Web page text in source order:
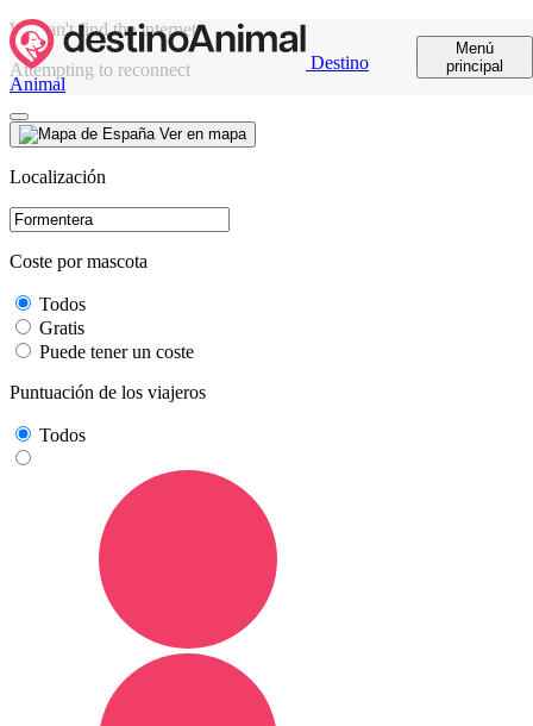
Destino
Animal
Menú
principal
We can't find the internet
Attempting to reconnect
Ver en mapa
Localización
Coste por mascota
Todos
Gratis
Puede tener un coste
Puntuación de los viajeros
Todos